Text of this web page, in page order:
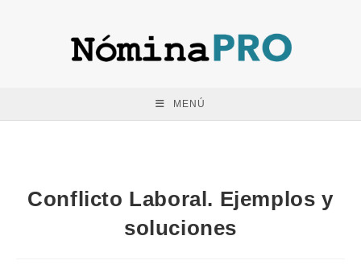
MENÚ
Conflicto Laboral. Ejemplos y
soluciones